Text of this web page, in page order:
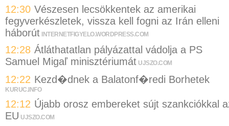
12:30 Vészesen lecsökkentek az amerikai
fegyverkészletek, vissza kell fogni az Irán elleni
háborút INTERNETFIGYELO.WORDPRESS.COM
12:28 Átláthatatlan pályázattal vádolja a PS
Samuel Migaľ minisztériumát UJSZO.COM
12:22 Kezd�dnek a Balatonf�redi Borhetek
KURUC.INFO
12:12 Újabb orosz embereket sújt szankciókkal
EU UJSZO.COM